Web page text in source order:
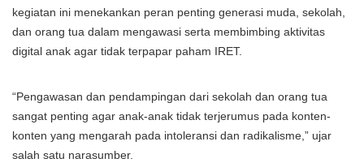
kegiatan ini menekankan peran penting generasi muda, sekolah,
dan orang tua dalam mengawasi serta membimbing aktivitas
digital anak agar tidak terpapar paham IRET.
“Pengawasan dan pendampingan dari sekolah dan orang tua
sangat penting agar anak-anak tidak terjerumus pada konten-
konten yang mengarah pada intoleransi dan radikalisme,” ujar
salah satu narasumber.